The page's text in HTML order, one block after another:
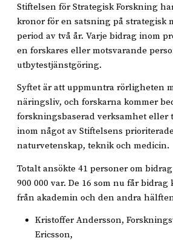
Stiftelsen för Strategisk Forskning
kronor för en satsning på strategisk
period av två år. Varje bidrag inom
en forskares eller motsvarande
utbytestjänstgöring.
Syftet är att uppmuntra rörligheten
näringsliv, och forskarna kommer
forskningsbaserad verksamhet eller
inom något av Stiftelsens
naturvetenskap, teknik och medicin.
Totalt ansökte 41 personer om
900 000 var. De 16 som nu får
från akademin och den andra
Kristoffer Andersson,
Ericsson,